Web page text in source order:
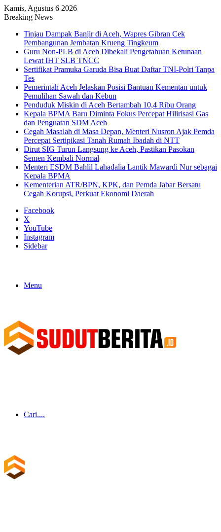
Kamis, Agustus 6 2026
Breaking News
Tinjau Dampak Banjir di Aceh, Wapres Gibran Cek
Pembangunan Jembatan Krueng Tingkeum
Guru Non-PLB di Aceh Dibekali Pengetahuan Ketunaan
Lewat IHT SLB TNCC
Sertifikat Pramuka Garuda Bisa Buat Daftar TNI-Polri Tanpa
Tes
Pemerintah Aceh Jelaskan Posisi Bantuan Kementan untuk
Pemulihan Sawah dan Kebun
Penduduk Miskin di Aceh Bertambah 10,4 Ribu Orang
Kepala BPMA Baru Diminta Fokus Percepat Hilirisasi Gas
dan Penguatan SDM Aceh
Cegah Masalah di Masa Depan, Menteri Nusron Ajak Pemda
Percepat Sertipikasi Tanah Rumah Ibadah di NTT
Dirut SIG Turun Langsung ke Aceh, Pastikan Pasokan
Semen Kembali Normal
Menteri ESDM Bahlil Lahadalia Lantik Mawardi Nur sebagai
Kepala BPMA
Kementerian ATR/BPN, KPK, dan Pemda Jabar Bersatu
Cegah Korupsi, Perkuat Ekonomi Daerah
Facebook
X
YouTube
Instagram
Sidebar
Menu
Cari....